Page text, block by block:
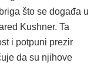
što se događa u
Kushner. Ta
i potpuni prezir
da su njihove